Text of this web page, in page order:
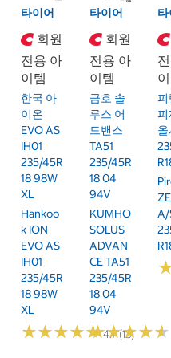
타이어
회원
전용 아
이템
한국 아
이온
EVO AS
IH01
235/45R
18 98W
XL
Hankoo
K ION
EVO AS
IH01
235/45R
18 98W
XL
★★★★★
★★★★★4.7 (13)
타이어
회원
전용 아
이템
금호 솔
루스 어
드밴스
TA51
235/45R
18 04
94V
KUMHO
SOLUS
ADVAN
CE TA51
235/45R
18 04
94V
★★★★★
★★★★★
피
피
A/